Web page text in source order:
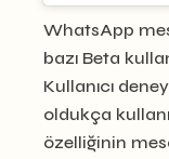
WhatsApp
bazı Beta
Kullanıcı
oldukça
özelliğinin